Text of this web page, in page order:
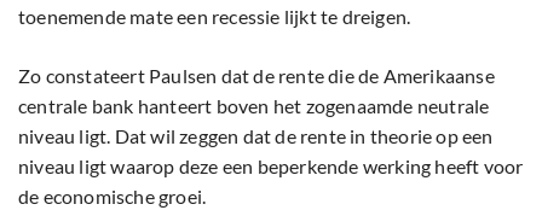
toenemende mate een recessie lijkt te dreigen.
Zo constateert Paulsen dat de rente die de Amerikaanse
centrale bank hanteert boven het zogenaamde neutrale
niveau ligt. Dat wil zeggen dat de rente in theorie op een
niveau ligt waarop deze een beperkende werking heeft voor
de economische groei.